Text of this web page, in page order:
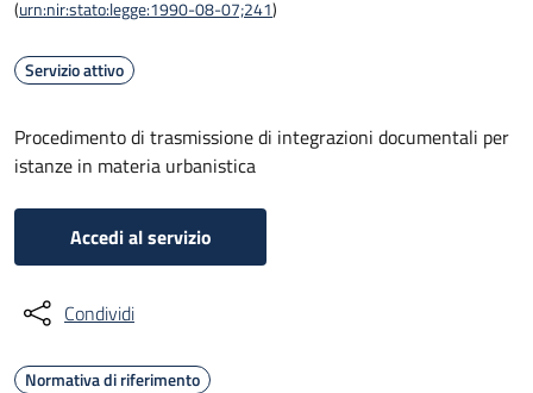
(urn:nir:stato:legge:1990-08-07;241)
Servizio attivo
Procedimento di trasmissione di integrazioni documentali per
istanze in materia urbanistica
Accedi al servizio
Condividi
Normativa di riferimento